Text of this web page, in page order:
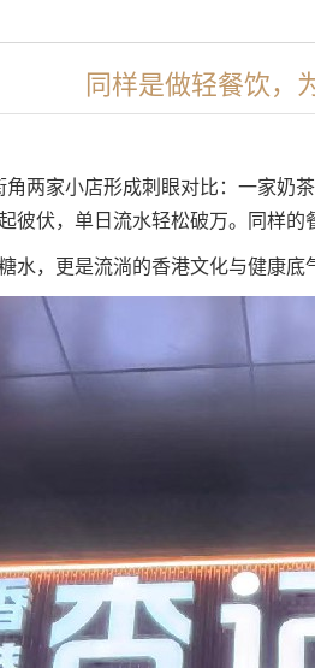
同样是做轻餐饮，
角两家小店形成刺眼对比：一家奶
彼伏，单日流水轻松破万。同样的
水，更是流淌的香港文化与健康底